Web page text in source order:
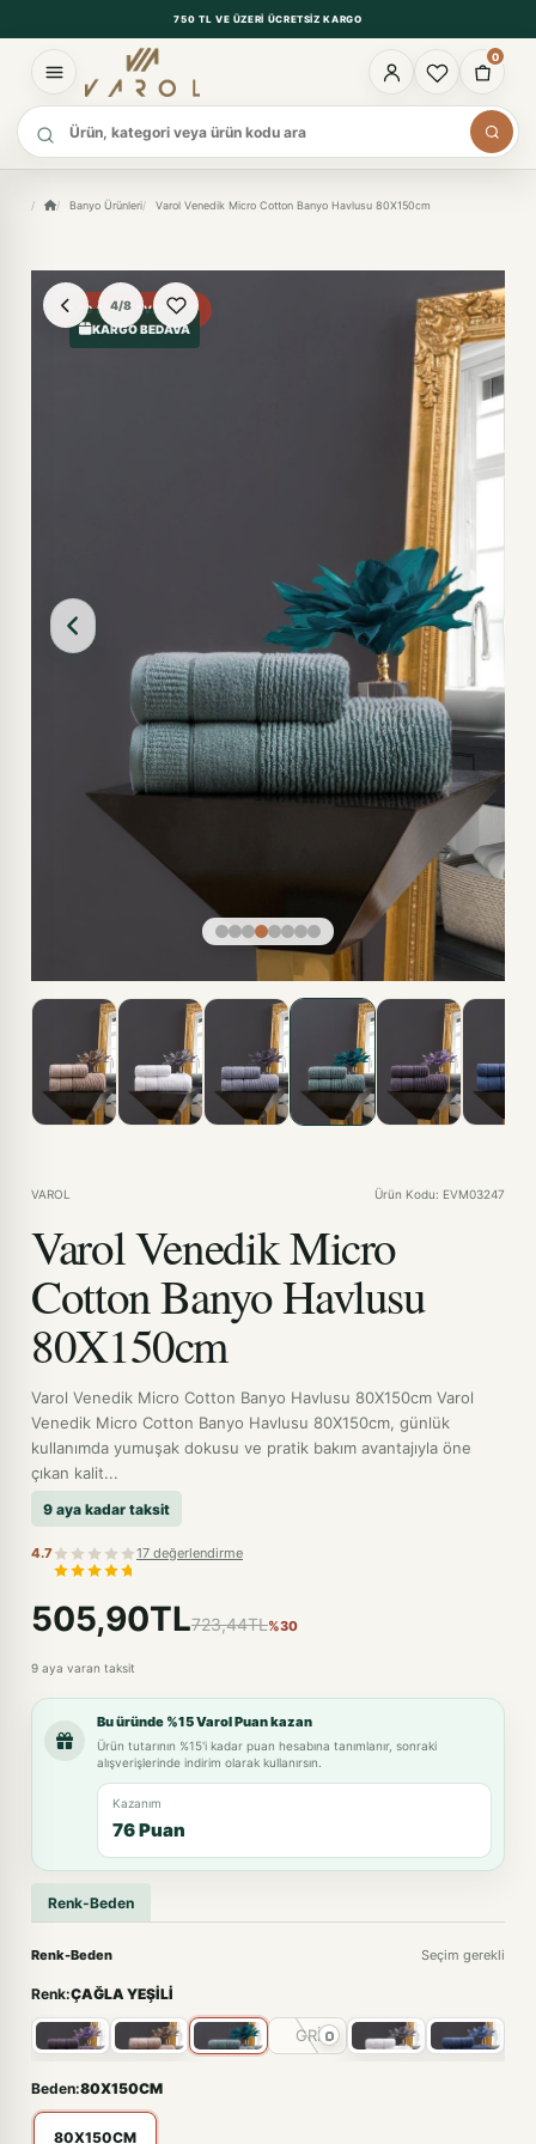
750 TL VE ÜZERI ÜCRETSIZ KARGO
0
Ürün ara
Banyo Ürünleri Varol Venedik Micro Cotton Banyo Havlusu 80X150cm
KARGO BEDAVA
4/8
%30 FIYAT AVANTAJI
VAROL Ürün Kodu: EVM03247
Varol Venedik Micro
Cotton Banyo Havlusu
80X150cm
Varol Venedik Micro Cotton Banyo Havlusu 80X150cm Varol
Venedik Micro Cotton Banyo Havlusu 80X150cm, günlük
kullanımda yumuşak dokusu ve pratik bakım avantajıyla öne
çıkan kalit...
9 aya kadar taksit
4.7 17 değerlendirme
505,90TL723,44TL%30
9 aya varan taksit
Bu üründe %15 Varol Puan kazan
Ürün tutarının %15'i kadar puan hesabına tanımlanır, sonraki
alışverişlerinde indirim olarak kullanırsın.
Kazanım
76 Puan
Renk-Beden
Renk-Beden Seçim gerekli
Renk:ÇAĞLA YEŞİLİ
GRİ
Beden:80X150CM
80X150CM